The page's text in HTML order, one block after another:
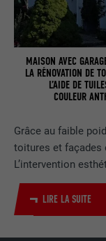
Grâce au faible
toitures et façades
L’intervention
LIRE LA SUITE
MAISON AVEC
LA RÉNOVATION DE
L’AIDE DE
COULEUR
FOURNISSEUR
EXPIRATION
UTILITÉ
NOM
FOURNISSEUR
EXPIRATION